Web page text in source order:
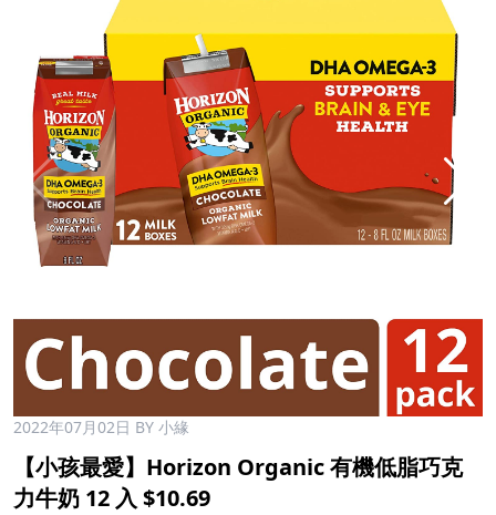
2022年07月02日 BY 小緣
【小孩最愛】Horizon Organic 有機低脂巧克
力牛奶 12 入 $10.69